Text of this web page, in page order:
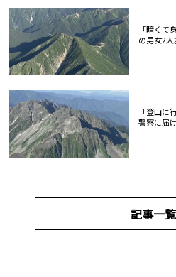
「暗くて
の男女2
「登山に
警察に届
記事一